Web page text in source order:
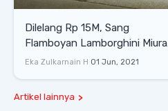
Dilelang Rp 15M, Sang
Flamboyan Lamborghini Miura
P400 S
Eka Zulkarnain H 01 Jun, 2021
Artikel lainnya